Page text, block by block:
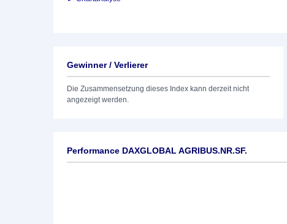
Gewinner / Verlierer
Die Zusammensetzung dieses Index kann derzeit nicht
angezeigt werden.
Performance DAXGLOBAL AGRIBUS.NR.SF.